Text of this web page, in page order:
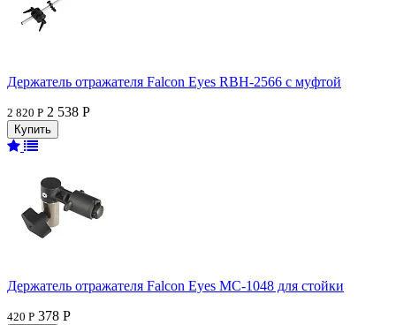
Держатель отражателя Falcon Eyes RBH-2566 с муфтой
2 820 Р 2 538 Р
Держатель отражателя Falcon Eyes MC-1048 для стойки
420 Р 378 Р